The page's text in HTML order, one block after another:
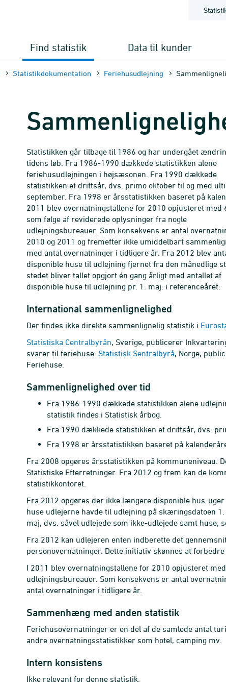
Find statistik Data til kunder
Statistik­dokument­ation Feriehusudlejning
Statistikken går tilbage til 1986 og har undergået
tidens løb. Fra 1986-1990 dækkede statistikken alene
feriehusudlejningen i højsæsonen. Fra 1990 dækkede
statistikken et driftsår, dvs. primo oktober til og med
september. Fra 1998 er årsstatistikken baseret på
2011 blev overnatningstallene for 2010 opjusteret med
som følge af reviderede oplysninger fra nogle
udlejningsbureauer. Som konsekvens er antal
2010 og 2011 og fremefter ikke umiddelbart
med antal overnatninger i tidligere år. Fra 2012 blev
disponible huse til udlejning fjernet fra den månedlige
stedet bliver tallet opgjort én gang årligt med antallet af
disponible huse til udlejning pr. 1. maj. i referenceåret.
International sammenlignelighed
Der findes ikke direkte sammenlignelig statistik i
Statistiska Centralbyrån, Sverige, publicerer
svarer til feriehuse. Statistisk Sentralbyrå, Norge,
Feriehuse.
Sammenlignelighed over tid
Fra 1986-1990 dækkede statistikken alene
statistik findes i Statistisk årbog.
Fra 1990 dækkede statistikken et driftsår, dvs.
Fra 1998 er årsstatistikken baseret på
Fra 2008 opgøres årsstatistikken på kommuneniveau.
Statistiske Efterretninger. Fra 2012 og frem kan de
statistikkontoret.
Fra 2012 opgøres der ikke længere disponible hus-
huse udlejerne havde til udlejning på skæringsdatoen
maj, dvs. såvel udlejede som ikke-udlejede samt huse,
Fra 2012 kan udlejeren enten indberette det
personovernatninger. Dette initiativ skønnes at
I 2011 blev overnatningstallene for 2010 opjusteret
udlejningsbureauer. Som konsekvens er antal
antal overnatninger i tidligere år.
Sammenhæng med anden statistik
Feriehusovernatninger er en del af de samlede antal
andre overnatningsstatistikker som hotel, camping mv.
Intern konsistens
Ikke relevant for denne statistik.